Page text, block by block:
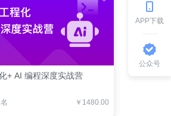
+ AI 编程深度实战营
￥1480.00
APP下载
公众号